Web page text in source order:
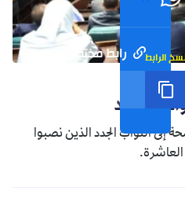
رابط مختصر الرابط
جديد
النواب الجدد الذين نصبوا